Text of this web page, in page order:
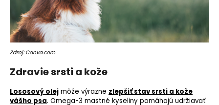
Zdroj: Canva.com
Zdravie srsti a kože
Lososový olej môže výrazne zlepšiť stav srsti a kože
vášho psa. Omega-3 mastné kyseliny pomáhajú udržiavať